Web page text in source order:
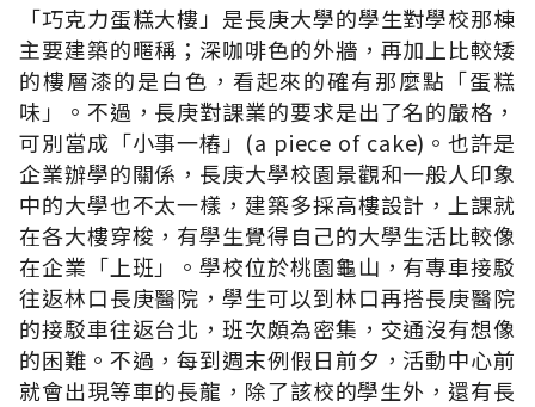
「巧克力蛋糕大樓」是長庚大學的學生對學校那棟
主要建築的暱稱；深咖啡色的外牆，再加上比較矮
的樓層漆的是白色，看起來的確有那麼點「蛋糕
味」。不過，長庚對課業的要求是出了名的嚴格，
可別當成「小事一樁」(a piece of cake)。也許是
企業辦學的關係，長庚大學校園景觀和一般人印象
中的大學也不太一樣，建築多採高樓設計，上課就
在各大樓穿梭，有學生覺得自己的大學生活比較像
在企業「上班」。學校位於桃園龜山，有專車接駁
往返林口長庚醫院，學生可以到林口再搭長庚醫院
的接駁車往返台北，班次頗為密集，交通沒有想像
的困難。不過，每到週末例假日前夕，活動中心前
就會出現等車的長龍，除了該校的學生外，還有長